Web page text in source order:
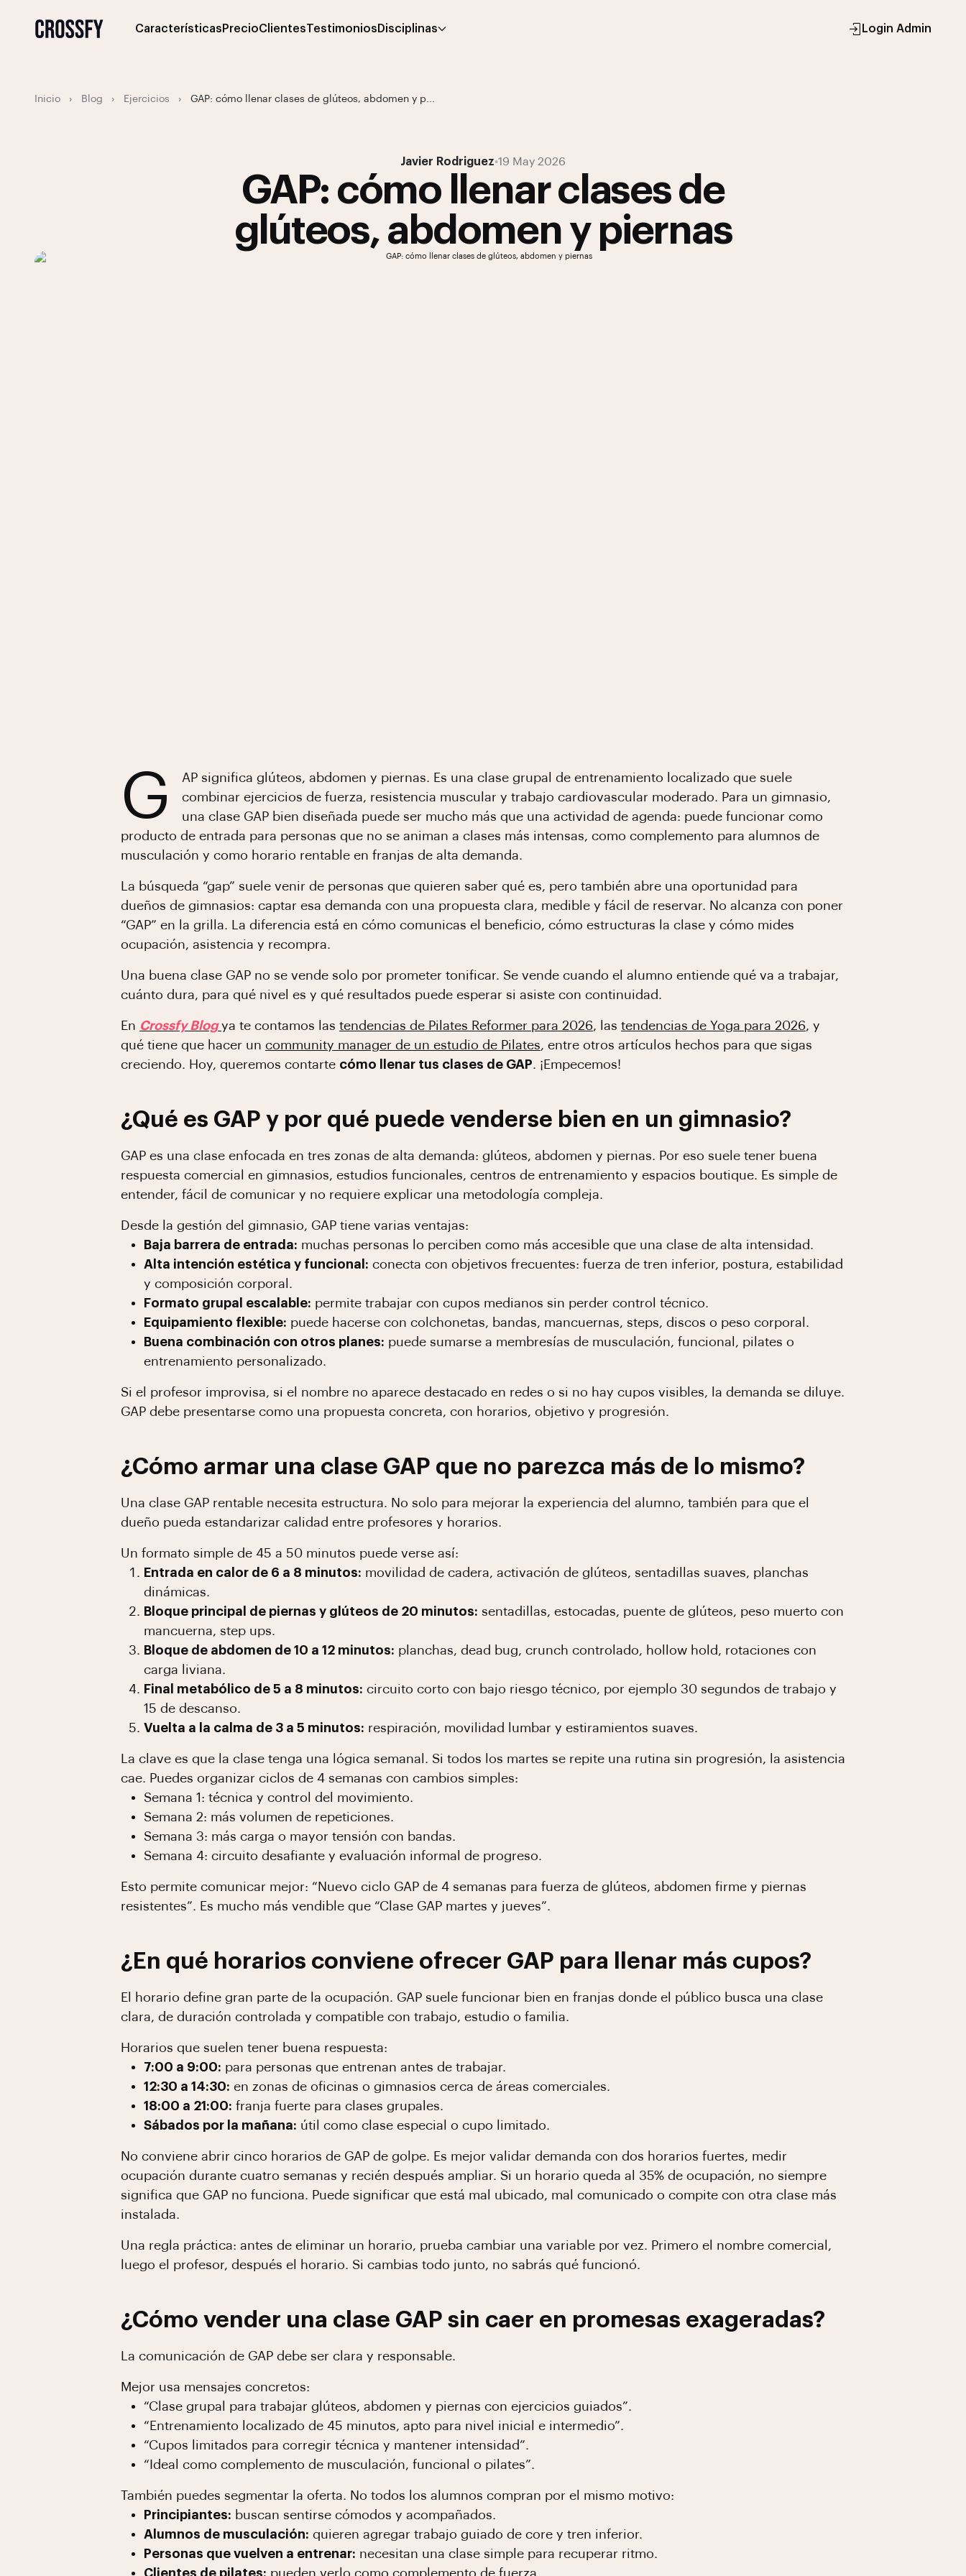
Características PrecioClientesTestimonios Disciplinas Login Admin
Inicio › Blog › Ejercicios › GAP: cómo llenar clases de glúteos, abdomen y p...
Javier Rodriguez•19 May 2026
GAP: cómo llenar clases de
glúteos, abdomen y piernas
G
AP significa glúteos, abdomen y piernas. Es una clase grupal de entrenamiento localizado que suele
combinar ejercicios de fuerza, resistencia muscular y trabajo cardiovascular moderado. Para un gimnasio,
una clase GAP bien diseñada puede ser mucho más que una actividad de agenda: puede funcionar como
producto de entrada para personas que no se animan a clases más intensas, como complemento para alumnos de
musculación y como horario rentable en franjas de alta demanda.
La búsqueda “gap” suele venir de personas que quieren saber qué es, pero también abre una oportunidad para
dueños de gimnasios: captar esa demanda con una propuesta clara, medible y fácil de reservar. No alcanza con poner
“GAP” en la grilla. La diferencia está en cómo comunicas el beneficio, cómo estructuras la clase y cómo mides
ocupación, asistencia y recompra.
Una buena clase GAP no se vende solo por prometer tonificar. Se vende cuando el alumno entiende qué va a trabajar,
cuánto dura, para qué nivel es y qué resultados puede esperar si asiste con continuidad.
En Crossfy Blog ya te contamos las tendencias de Pilates Reformer para 2026, las tendencias de Yoga para 2026, y
qué tiene que hacer un community manager de un estudio de Pilates, entre otros artículos hechos para que sigas
creciendo. Hoy, queremos contarte cómo llenar tus clases de GAP. ¡Empecemos!
¿Qué es GAP y por qué puede venderse bien en un gimnasio?
GAP es una clase enfocada en tres zonas de alta demanda: glúteos, abdomen y piernas. Por eso suele tener buena
respuesta comercial en gimnasios, estudios funcionales, centros de entrenamiento y espacios boutique. Es simple de
entender, fácil de comunicar y no requiere explicar una metodología compleja.
Desde la gestión del gimnasio, GAP tiene varias ventajas:
Baja barrera de entrada: muchas personas lo perciben como más accesible que una clase de alta intensidad.
Alta intención estética y funcional: conecta con objetivos frecuentes: fuerza de tren inferior, postura, estabilidad
y composición corporal.
Formato grupal escalable: permite trabajar con cupos medianos sin perder control técnico.
Equipamiento flexible: puede hacerse con colchonetas, bandas, mancuernas, steps, discos o peso corporal.
Buena combinación con otros planes: puede sumarse a membresías de musculación, funcional, pilates o
entrenamiento personalizado.
Si el profesor improvisa, si el nombre no aparece destacado en redes o si no hay cupos visibles, la demanda se diluye.
GAP debe presentarse como una propuesta concreta, con horarios, objetivo y progresión.
¿Cómo armar una clase GAP que no parezca más de lo mismo?
Una clase GAP rentable necesita estructura. No solo para mejorar la experiencia del alumno, también para que el
dueño pueda estandarizar calidad entre profesores y horarios.
Un formato simple de 45 a 50 minutos puede verse así:
Entrada en calor de 6 a 8 minutos: movilidad de cadera, activación de glúteos, sentadillas suaves, planchas
dinámicas.
Bloque principal de piernas y glúteos de 20 minutos: sentadillas, estocadas, puente de glúteos, peso muerto con
mancuerna, step ups.
Bloque de abdomen de 10 a 12 minutos: planchas, dead bug, crunch controlado, hollow hold, rotaciones con
carga liviana.
Final metabólico de 5 a 8 minutos: circuito corto con bajo riesgo técnico, por ejemplo 30 segundos de trabajo y
15 de descanso.
Vuelta a la calma de 3 a 5 minutos: respiración, movilidad lumbar y estiramientos suaves.
La clave es que la clase tenga una lógica semanal. Si todos los martes se repite una rutina sin progresión, la asistencia
cae. Puedes organizar ciclos de 4 semanas con cambios simples:
Semana 1: técnica y control del movimiento.
Semana 2: más volumen de repeticiones.
Semana 3: más carga o mayor tensión con bandas.
Semana 4: circuito desafiante y evaluación informal de progreso.
Esto permite comunicar mejor: “Nuevo ciclo GAP de 4 semanas para fuerza de glúteos, abdomen firme y piernas
resistentes”. Es mucho más vendible que “Clase GAP martes y jueves”.
¿En qué horarios conviene ofrecer GAP para llenar más cupos?
El horario define gran parte de la ocupación. GAP suele funcionar bien en franjas donde el público busca una clase
clara, de duración controlada y compatible con trabajo, estudio o familia.
Horarios que suelen tener buena respuesta:
7:00 a 9:00: para personas que entrenan antes de trabajar.
12:30 a 14:30: en zonas de oficinas o gimnasios cerca de áreas comerciales.
18:00 a 21:00: franja fuerte para clases grupales.
Sábados por la mañana: útil como clase especial o cupo limitado.
No conviene abrir cinco horarios de GAP de golpe. Es mejor validar demanda con dos horarios fuertes, medir
ocupación durante cuatro semanas y recién después ampliar. Si un horario queda al 35% de ocupación, no siempre
significa que GAP no funciona. Puede significar que está mal ubicado, mal comunicado o compite con otra clase más
instalada.
Una regla práctica: antes de eliminar un horario, prueba cambiar una variable por vez. Primero el nombre comercial,
luego el profesor, después el horario. Si cambias todo junto, no sabrás qué funcionó.
¿Cómo vender una clase GAP sin caer en promesas exageradas?
La comunicación de GAP debe ser clara y responsable.
Mejor usa mensajes concretos:
“Clase grupal para trabajar glúteos, abdomen y piernas con ejercicios guiados”.
“Entrenamiento localizado de 45 minutos, apto para nivel inicial e intermedio”.
“Cupos limitados para corregir técnica y mantener intensidad”.
“Ideal como complemento de musculación, funcional o pilates”.
También puedes segmentar la oferta. No todos los alumnos compran por el mismo motivo:
Principiantes: buscan sentirse cómodos y acompañados.
Alumnos de musculación: quieren agregar trabajo guiado de core y tren inferior.
Personas que vuelven a entrenar: necesitan una clase simple para recuperar ritmo.
Clientes de pilates: pueden verlo como complemento de fuerza.